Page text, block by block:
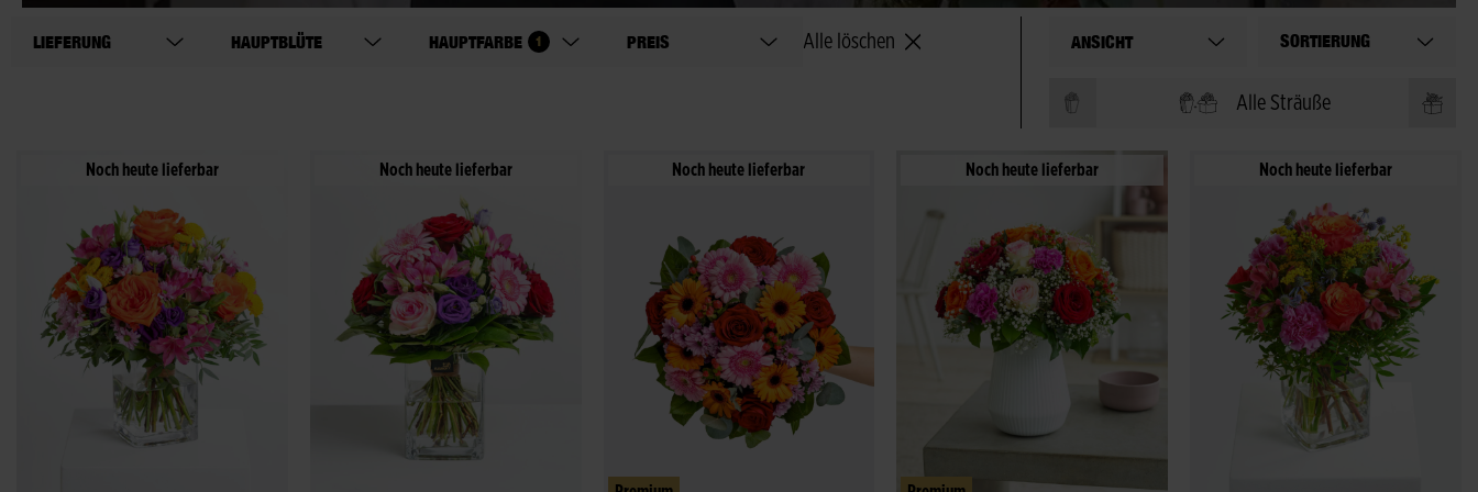
ANSICHT
LIEFERUNG HAUPTBLÜTE HAUPTFARBE 1 PREIS Alle löschen
Alle Sträuße
SORTIERUNG
Noch heute lieferbar Noch heute lieferbar Noch heute lieferbar Noch heute lieferbar Noch heute lieferbar